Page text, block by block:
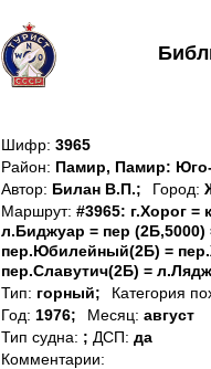
Шифр: 3965
Район: Памир, Памир:
Автор: Билан В.П.; Город:
Маршрут: #3965: г.Хорог
л.Биджуар = пер
пер.Юбилейный(2Б) =
пер.Славутич(2Б) =
Тип: горный; Категория
Год: 1976; Месяц: август
Тип судна: ; ДСП: да
Комментарии: